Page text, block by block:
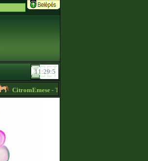
CitromEmese- Túl kevés helyem van, így alapáron